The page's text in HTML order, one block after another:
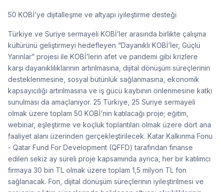
50 KOBİ’ye dijitalleşme ve altyapı iyileştirme desteği
Türkiye ve Suriye sermayeli KOBİ’ler arasında birlikte çalışma
kültürünü geliştirmeyi hedefleyen “Dayanıklı KOBİ’ler, Güçlü
Yarınlar” projesi ile KOBİ’lerin afet ve pandemi gibi krizlere
karşı dayanıklılıklarının artırılmasına, dijital dönüşüm süreçlerinin
desteklenmesine, sosyal bütünlük sağlanmasına, ekonomik
kapsayıcılığı artırılmasına ve iş gücü kaybının önlenmesine katkı
sunulması da amaçlanıyor. 25 Türkiye, 25 Suriye sermayeli
olmak üzere toplam 50 KOBİ’nin katılacağı proje; eğitim,
webinar, eşleştirme ve koçluk toplantıları olmak üzere dört ana
faaliyet alanı üzerinden gerçekleştirilecek. Katar Kalkınma Fonu
- Qatar Fund For Development (QFFD) tarafından finanse
edilen sekiz ay süreli proje kapsamında ayrıca, her bir katılımcı
firmaya 30 bin TL olmak üzere toplam 1,5 milyon TL fon
sağlanacak. Fon, dijital dönüşüm süreçlerinin iyileştirilmesi ve